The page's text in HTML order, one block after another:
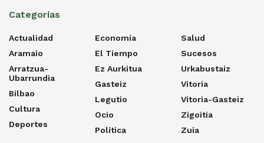
Categorías
Actualidad
Aramaio
Arratzua-
Ubarrundia
Bilbao
Cultura
Deportes
Economía
El Tiempo
Ez Aurkitua
Gasteiz
Legutio
Ocio
Política
Salud
Sucesos
Urkabustaiz
Vitoria
Vitoria-Gasteiz
Zigoitia
Zuia